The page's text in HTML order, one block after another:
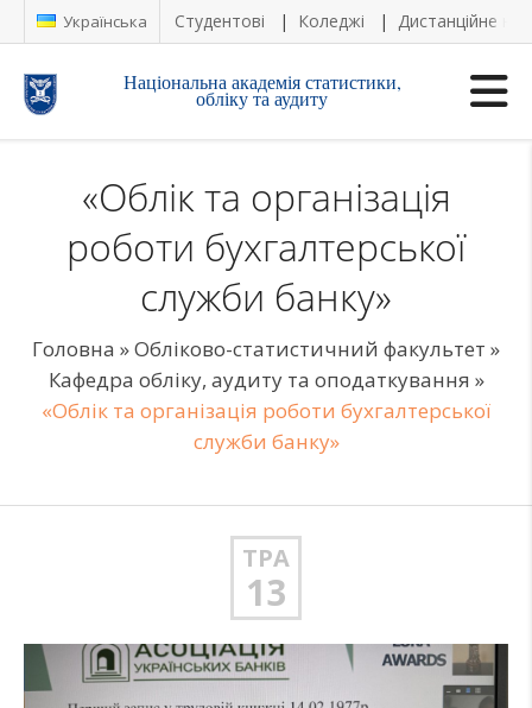
Українська Студентові Коледжі Дистанційне
Національна академія статистики,
обліку та аудиту
«Облік та організація
роботи бухгалтерської
служби банку»
Головна »Обліково-статистичний факультет »
Кафедра обліку, аудиту та оподаткування »
«Облік та організація роботи бухгалтерської
служби банку»
ТРА
13